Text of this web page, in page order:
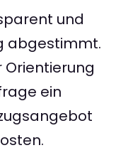
und
abgestimmt.
Orientierung
ein